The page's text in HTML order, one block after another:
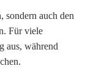
sondern auch den
Für viele
aus, während